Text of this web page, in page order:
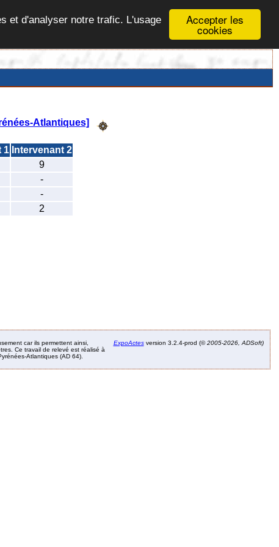
Accepter les
cookies
et d'analyser notre trafic. L'usage
Atlantiques]
1 Intervenant 2
9
-
-
2
car ils permettent ainsi,
Ce travail de relevé est réalisé à
Atlantiques (AD 64).
ExpoActesversion 3.2.4-prod (©2005-2026, ADSoft)